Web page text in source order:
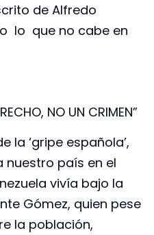
de Alfredo
lo que no cabe en
NO UN CRIMEN”
la ‘gripe española’,
nuestro país en el
vivía bajo la
Gómez, quien pese
la población,